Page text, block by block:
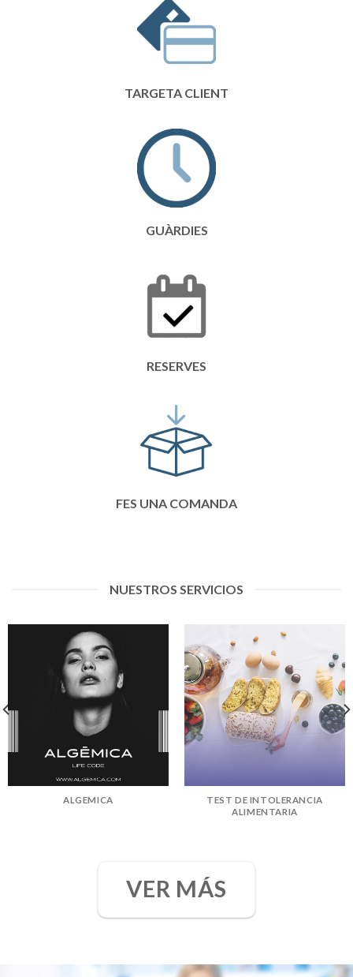
TARGETA CLIENT
GUÀRDIES
RESERVES
FES UNA COMANDA
NUESTROS SERVICIOS
ALGEMICA
TEST DE INTOLERANCIA
ALIMENTARIA
VER MÁS